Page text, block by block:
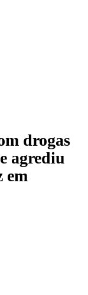
drogas
agrediu
em